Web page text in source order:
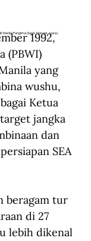
Manila: Panglima Gajah, Manajer Juara).
1992,
(PBWI)
yang
wushu,
Ketua
jangka
dan
SEA
beragam tur
di 27
lebih dikenal